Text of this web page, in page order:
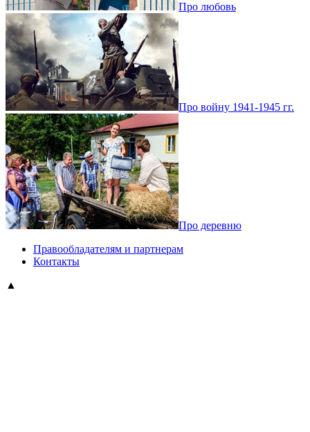
Про любовь
Про войну 1941-1945 гг.
Про деревню
Правообладателям и партнерам
Контакты
▲